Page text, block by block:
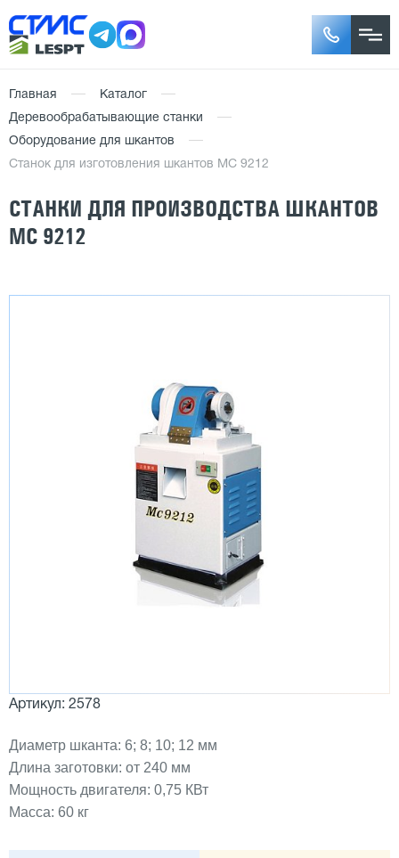
Главная
Каталог
Деревообрабатывающие станки
Оборудование для шкантов
Cтанок для изготовления шкантов MС 9212
СТАНКИ ДЛЯ ПРОИЗВОДСТВА ШКАНТОВ
MС 9212
Артикул: 2578
Диаметр шканта: 6; 8; 10; 12 мм
Длина заготовки: от 240 мм
Мощность двигателя: 0,75 КВт
Масса: 60 кг